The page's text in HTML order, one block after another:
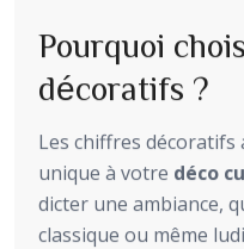
Pourquoi
décoratifs ?
Les chiffres
unique à votre déco
dicter une ambiance,
classique ou même